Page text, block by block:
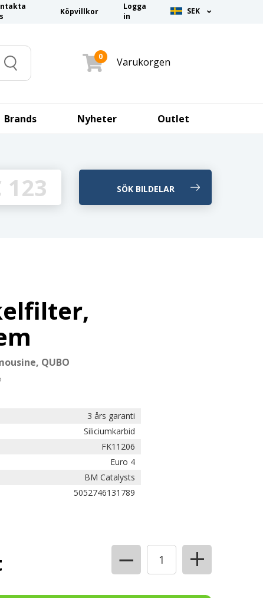
Köpvillkor
Logga
in
SEK
Search
0 Varukorgen
Brands Nyheter Outlet
QUBO
3 års garanti
Siliciumkarbid
FK11206
Euro 4
BM Catalysts
5052746131789
− +